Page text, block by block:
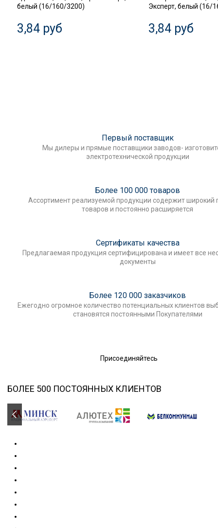
белый (16/160/3200)
3,84 руб
Эксперт, белый (16/
3,84 руб
Первый поставщик
Мы дилеры и прямые поставщики заводов-
электротехнической продукции
Более 100 000 товаров
Ассортимент реализуемой продукции содержит широкий
товаров и постоянно расширяется
Сертификаты качества
Предлагаемая продукция сертифицирована и имеет все
документы
Более 120 000 заказчиков
Ежегодно огромное количество потенциальных клиентов
становятся постоянными Покупателями
Присоединяйтесь
БОЛЕЕ 500 ПОСТОЯННЫХ КЛИЕНТОВ